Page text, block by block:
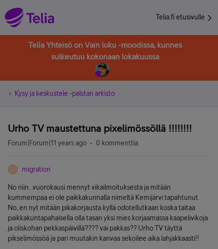
Telia.fi etusivulle
Telia Yhteisö on Vain luku -moodissa, kunnes
sulkeutuu kokonaan lokakuussa
Kysy ja keskustele -palstan arkisto
Urho TV maustettuna pixelimössöllä !!!!!!!!
Forum|Forum|11 years ago 0 kommenttia
M migration
No niin...vuorokausi mennyt vikailmoituksesta ja mitään
kummempaa ei ole paikkakunnalla nimeltä Kemijärvi tapahtunut.
No, en nyt mitään pikakorjausta kyllä odotellutkaan koska taitaa
paikkakuntapahaisella olla tasan yksi mies korjaamassa kaapelivikoja
ja oliskohan pekkaspäivillä???? vai pakkas?? Urho TV täyttä
pikselimössöä ja pari muutakin kanvaa sekoilee aika lahjakkaasti!!